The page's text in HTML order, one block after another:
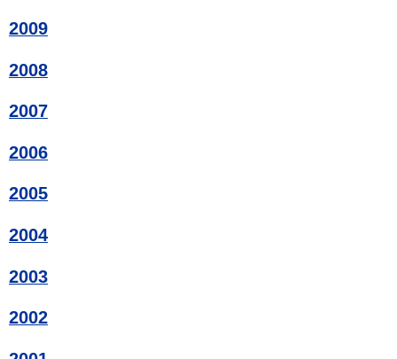
2009
2008
2007
2006
2005
2004
2003
2002